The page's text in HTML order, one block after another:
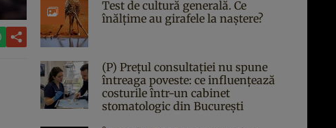
Test de cultură generală. Ce
înălțime au girafele la naștere?
(P) Prețul consultației nu spune
întreaga poveste: ce influențează
costurile într-un cabinet
stomatologic din București